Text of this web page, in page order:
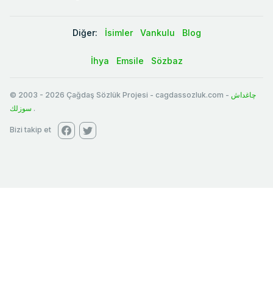
Diğer: İsimler Vankulu Blog
İhya Emsile Sözbaz
© 2003 - 2026 Çağdaş Sözlük Projesi - cagdassozluk.com - چاغداش
سوزلك .
Bizi takip et